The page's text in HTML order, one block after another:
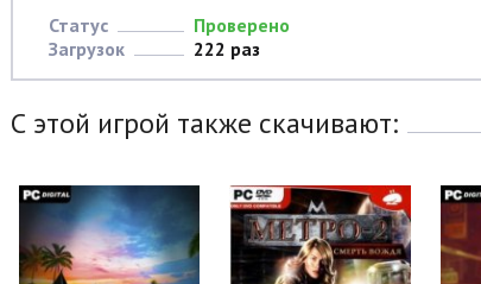
Статус
Проверено
Загрузок
222 раз
С этой игрой также скачивают: